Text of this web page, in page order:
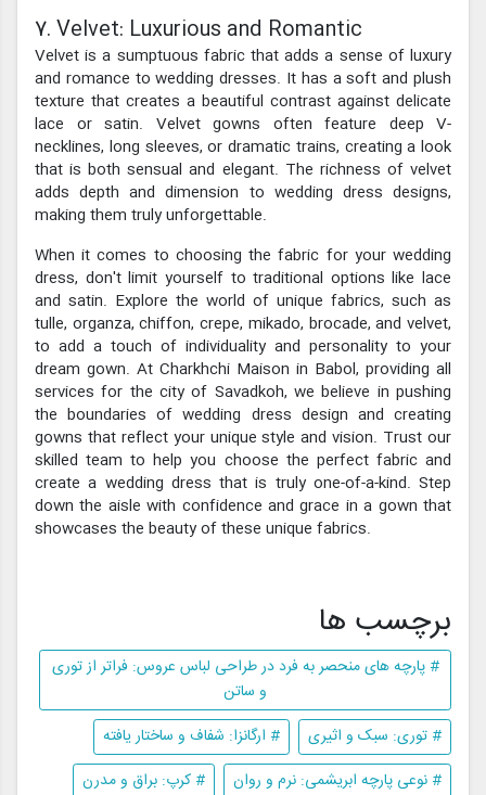
7. Velvet: Luxurious and Romantic
Velvet is a sumptuous fabric that adds a sense of luxury
and romance to wedding dresses. It has a soft and plush
texture that creates a beautiful contrast against delicate
lace or satin. Velvet gowns often feature deep V-
necklines, long sleeves, or dramatic trains, creating a look
that is both sensual and elegant. The richness of velvet
adds depth and dimension to wedding dress designs,
making them truly unforgettable.
When it comes to choosing the fabric for your wedding
dress, don't limit yourself to traditional options like lace
and satin. Explore the world of unique fabrics, such as
tulle, organza, chiffon, crepe, mikado, brocade, and velvet,
to add a touch of individuality and personality to your
dream gown. At Charkhchi Maison in Babol, providing all
services for the city of Savadkoh, we believe in pushing
the boundaries of wedding dress design and creating
gowns that reflect your unique style and vision. Trust our
skilled team to help you choose the perfect fabric and
create a wedding dress that is truly one-of-a-kind. Step
down the aisle with confidence and grace in a gown that
showcases the beauty of these unique fabrics.
برچسب ها
# پارچه های منحصر به فرد در طراحی لباس عروس: فراتر از توری
و ساتن
# توری: سبک و اثیری
# ارگانزا: شفاف و ساختار یافته
# نوعی پارچه ابریشمی: نرم و روان
# کرپ: براق و مدرن